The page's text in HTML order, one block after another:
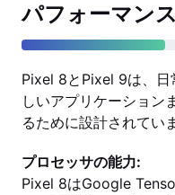
パフォーマンス
Pixel 8とPixel 9は、日
しいアプリケーション
るために設計されてい
プロセッサの能力:
Pixel 8はGoogle